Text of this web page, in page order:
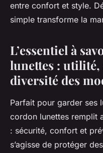
entre confort et style.
simple transforme la
L’essentiel à
lunettes : utilité,
diversité des
Parfait pour garder ses
cordon lunettes remplit
: sécurité, confort et
s’agisse de protéger